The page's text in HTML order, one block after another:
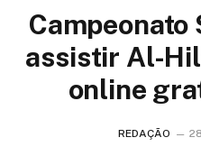
Campeonato
assistir Al-
online
REDAÇÃO